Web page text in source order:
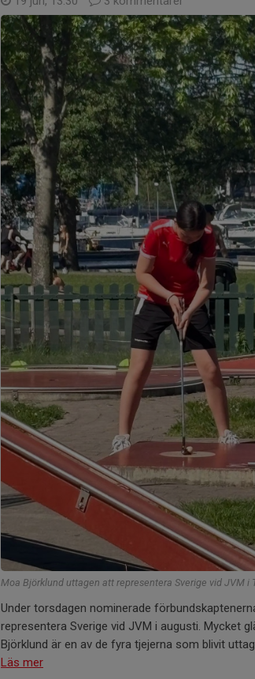
Moa Björklund uttagen att representera Sverige vid JVM i
Under torsdagen nominerade
representera Sverige vid JVM i augusti. Mycket
Björklund är en av de fyra tjejerna som blivit
Läs mer